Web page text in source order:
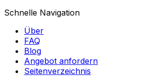
Schnelle Navigation
Über
FAQ
Blog
Angebot anfordern
Seitenverzeichnis